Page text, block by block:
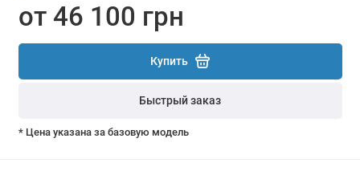
от 46 100 грн
Купить
Быстрый заказ
* Цена указана за базовую модель